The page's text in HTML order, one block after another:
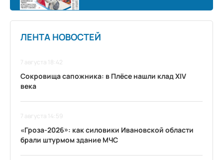
ЛЕНТА НОВОСТЕЙ
7 августа 18:42
Сокровища сапожника: в Плёсе нашли клад XIV
века
7 августа 14:59
«Гроза-2026»: как силовики Ивановской области
брали штурмом здание МЧС